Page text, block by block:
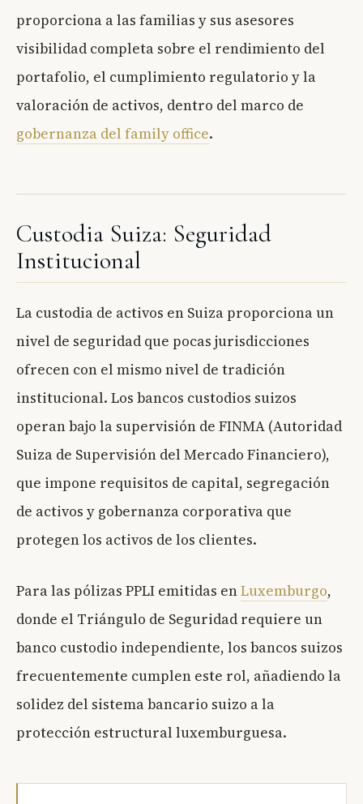
proporciona a las familias y sus asesores
visibilidad completa sobre el rendimiento del
portafolio, el cumplimiento regulatorio y la
valoración de activos, dentro del marco de
gobernanza del family office.
Custodia Suiza: Seguridad
Institucional
La custodia de activos en Suiza proporciona un
nivel de seguridad que pocas jurisdicciones
ofrecen con el mismo nivel de tradición
institucional. Los bancos custodios suizos
operan bajo la supervisión de FINMA (Autoridad
Suiza de Supervisión del Mercado Financiero),
que impone requisitos de capital, segregación
de activos y gobernanza corporativa que
protegen los activos de los clientes.
Para las pólizas PPLI emitidas enLuxemburgo,
donde el Triángulo de Seguridad requiere un
banco custodio independiente, los bancos suizos
frecuentemente cumplen este rol, añadiendo la
solidez del sistema bancario suizo a la
protección estructural luxemburguesa.